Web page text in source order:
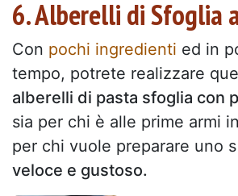
6. Alberelli di Sfoglia
Con pochi ingredienti ed in
tempo, potrete realizzare
alberelli di pasta sfoglia con
sia per chi è alle prime armi
per chi vuole preparare uno s
veloce e gustoso.